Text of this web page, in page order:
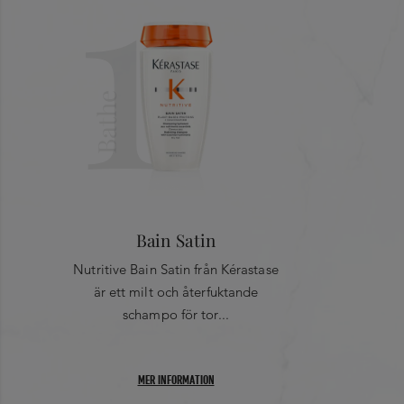
●NIACINAMIDE ●GLYCERIN ●POLYACRYLAMIDE
●PHENOXYETHANOL ●C13-14 ISOALKANE ●LAURETH-7
●PANTHENOL ●ASCORBYL GLUCOSIDE ●BUTYLENE
GLYCOL ●LINALOOL ●HYDROXYCITRONELLAL ●BENZYL
SALICYLATE●BENZYL ALCOHOL ●HEXYL CINNAMAL
●CITRONELLOL ●HYDROLYZED WHEAT PROTEIN
EXTRACT ●CITRIC ACID ●CI 19140 / YELLOW 5 ●CI 14700
1
Bain Satin
Nutritive Bain Satin från Kérastase
är ett milt och återfuktande
schampo för tor...
MER INFORMATION